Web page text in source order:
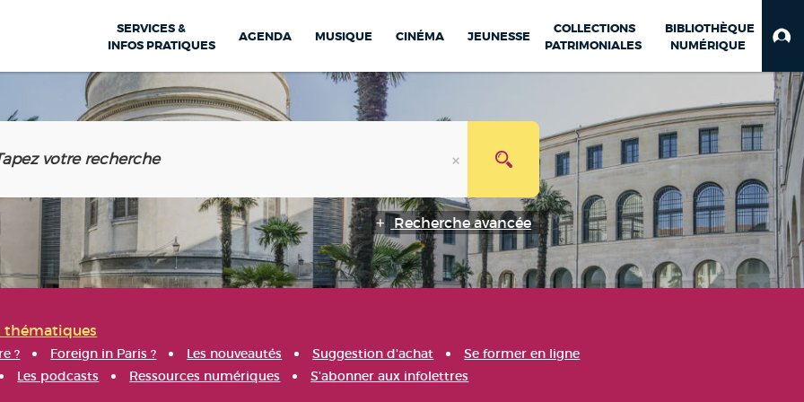
SERVICES &
INFOS PRATIQUES
AGENDA MUSIQUE CINÉMA JEUNESSE
COLLECTIONS
PATRIMONIALES
BIBLIOTHÈQUE
NUMÉRIQUE
Recherche avancée
thématiques
? Foreign in Paris ? Les nouveautés Suggestion d'achat
Se former en ligne
Les podcasts Ressources numériques S'abonner aux infolettres